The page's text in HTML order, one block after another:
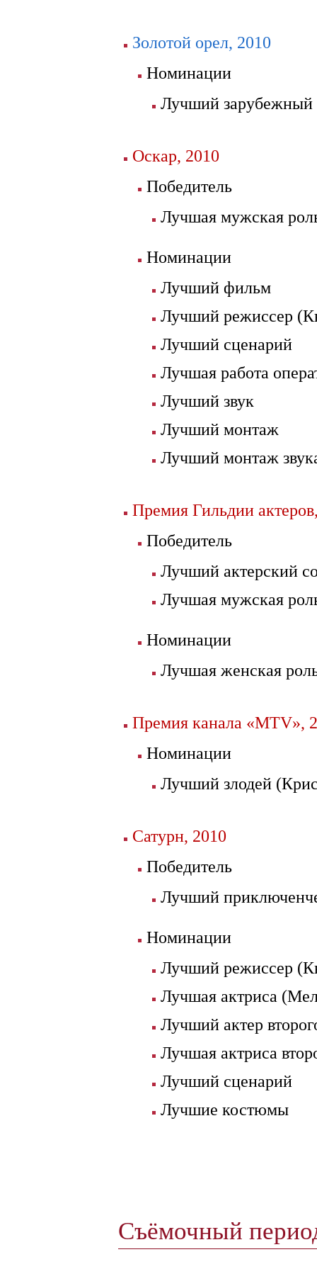
Золотой орел, 2010
Номинации
Лучший зарубежный
Оскар, 2010
Победитель
Лучшая мужская
Номинации
Лучший фильм
Лучший режиссер
Лучший сценарий
Лучшая работа
Лучший звук
Лучший монтаж
Лучший монтаж
Премия Гильдии
Победитель
Лучший актерский
Лучшая мужская
Номинации
Лучшая женская
Премия канала «MTV»,
Номинации
Лучший злодей
Сатурн, 2010
Победитель
Лучший
Номинации
Лучший режиссер
Лучшая актриса
Лучший актер
Лучшая актриса
Лучший сценарий
Лучшие костюмы
Съёмочный